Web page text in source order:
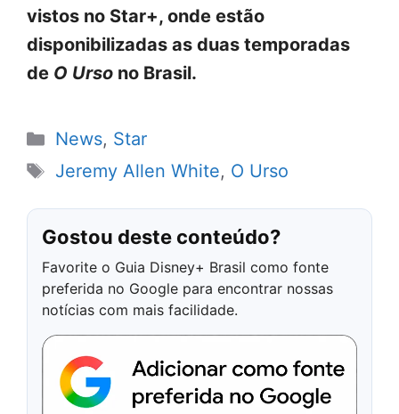
vistos no Star+, onde estão
disponibilizadas as duas temporadas
de O Urso no Brasil.
Categorias
News, Star
Tags
Jeremy Allen White, O Urso
Gostou deste conteúdo?
Favorite o Guia Disney+ Brasil como fonte
preferida no Google para encontrar nossas
notícias com mais facilidade.